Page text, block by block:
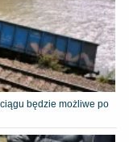
będzie możliwe po